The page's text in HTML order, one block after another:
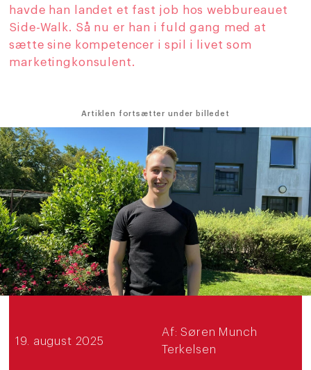
havde han landet et fast job hos webbureauet
Side-Walk. Så nu er han i fuld gang med at
sætte sine kompetencer i spil i livet som
marketingkonsulent.
Artiklen fortsætter under billedet
19. august 2025
Af:Søren Munch
Terkelsen